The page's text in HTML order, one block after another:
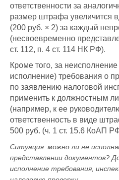
ответственности за
размер штрафа увеличится
(200 руб. × 2) за каждый
(несвоевременно
ст. 112, п. 4 ст. 114 НК РФ).
Кроме того, за
исполнение) требования о
по заявлению налоговой
применить к должностным
(например, к ее
ответственность в виде
500 руб. (ч. 1 ст. 15.6 КоАП
Ситуация: можно ли не
представлении документов?
исполнение требования,